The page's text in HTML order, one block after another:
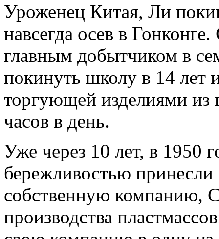
Уроженец Китая, Ли
навсегда осев в
главным добытчиком в
покинуть школу в 14 лет
торгующей изделиями из
часов в день.
Уже через 10 лет, в 1950
бережливостью
собственную компанию,
производства